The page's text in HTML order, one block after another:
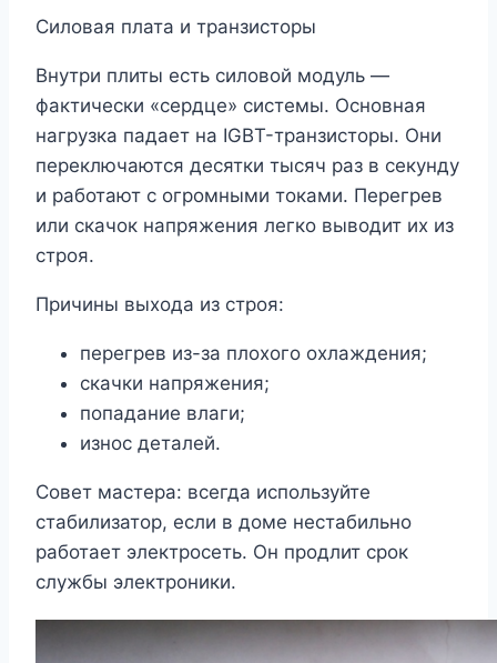
Силовая плата и транзисторы
Внутри плиты есть силовой модуль ―
фактически «сердце» системы. Основная
нагрузка падает на IGBT-транзисторы. Они
переключаются десятки тысяч раз в секунду
и работают с огромными токами. Перегрев
или скачок напряжения легко выводит их из
строя.
Причины выхода из строя:
перегрев из-за плохого охлаждения;
скачки напряжения;
попадание влаги;
износ деталей.
Совет мастера: всегда используйте
стабилизатор, если в доме нестабильно
работает электросеть. Он продлит срок
службы электроники.